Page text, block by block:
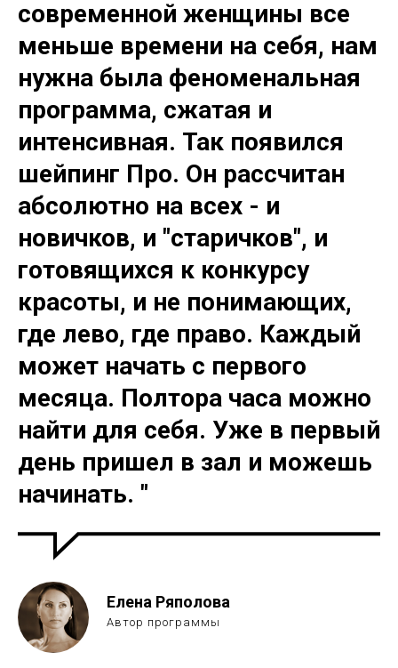
современной женщины все
меньше времени на себя, нам
нужна была феноменальная
программа, сжатая и
интенсивная. Так появился
шейпинг Про. Он рассчитан
абсолютно на всех - и
новичков, и "старичков", и
готовящихся к конкурсу
красоты, и не понимающих,
где лево, где право. Каждый
может начать с первого
месяца. Полтора часа можно
найти для себя. Уже в первый
день пришел в зал и можешь
начинать. "
Елена Ряполова
Автор программы